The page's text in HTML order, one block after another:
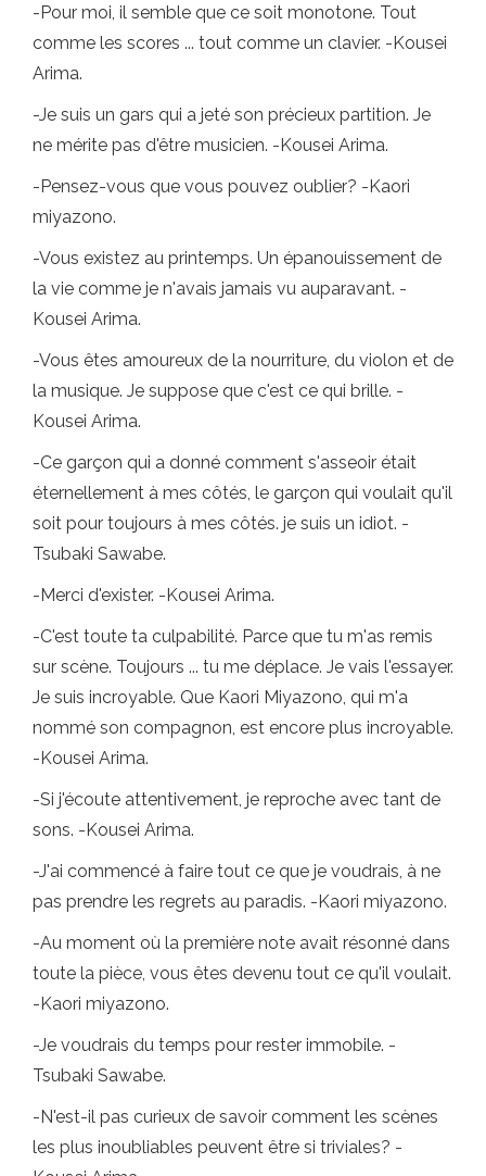
-Pour moi, il semble que ce soit monotone. Tout
comme les scores ... tout comme un clavier. -Kousei
Arima.
-Je suis un gars qui a jeté son précieux partition. Je
ne mérite pas d'être musicien. -Kousei Arima.
-Pensez-vous que vous pouvez oublier? -Kaori
miyazono.
-Vous existez au printemps. Un épanouissement de
la vie comme je n'avais jamais vu auparavant. -
Kousei Arima.
-Vous êtes amoureux de la nourriture, du violon et de
la musique. Je suppose que c'est ce qui brille. -
Kousei Arima.
-Ce garçon qui a donné comment s'asseoir était
éternellement à mes côtés, le garçon qui voulait qu'il
soit pour toujours à mes côtés. je suis un idiot. -
Tsubaki Sawabe.
-Merci d'exister. -Kousei Arima.
-C'est toute ta culpabilité. Parce que tu m'as remis
sur scène. Toujours ... tu me déplace. Je vais l'essayer.
Je suis incroyable. Que Kaori Miyazono, qui m'a
nommé son compagnon, est encore plus incroyable.
-Kousei Arima.
-Si j'écoute attentivement, je reproche avec tant de
sons. -Kousei Arima.
-J'ai commencé à faire tout ce que je voudrais, à ne
pas prendre les regrets au paradis. -Kaori miyazono.
-Au moment où la première note avait résonné dans
toute la pièce, vous êtes devenu tout ce qu'il voulait.
-Kaori miyazono.
-Je voudrais du temps pour rester immobile. -
Tsubaki Sawabe.
-N'est-il pas curieux de savoir comment les scènes
les plus inoubliables peuvent être si triviales? -